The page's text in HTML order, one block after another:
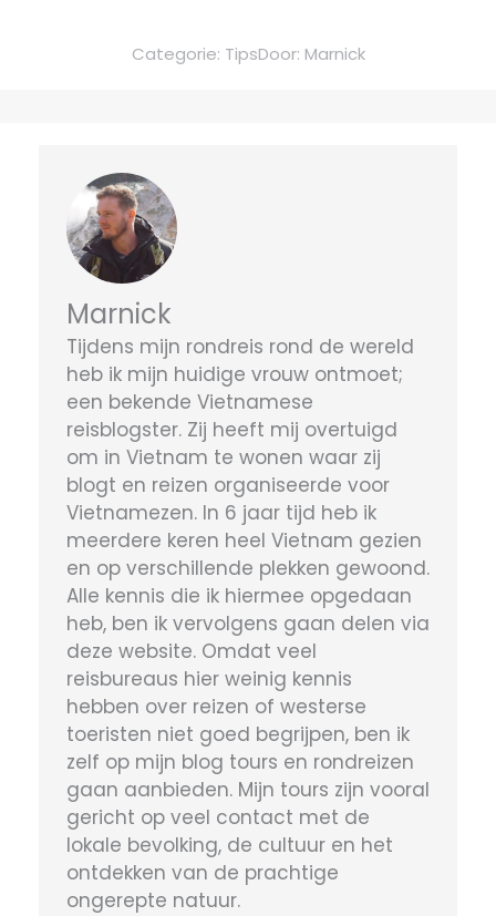
Categorie: TipsDoor: Marnick
Marnick
Tijdens mijn rondreis rond de wereld
heb ik mijn huidige vrouw ontmoet;
een bekende Vietnamese
reisblogster. Zij heeft mij overtuigd
om in Vietnam te wonen waar zij
blogt en reizen organiseerde voor
Vietnamezen. In 6 jaar tijd heb ik
meerdere keren heel Vietnam gezien
en op verschillende plekken gewoond.
Alle kennis die ik hiermee opgedaan
heb, ben ik vervolgens gaan delen via
deze website. Omdat veel
reisbureaus hier weinig kennis
hebben over reizen of westerse
toeristen niet goed begrijpen, ben ik
zelf op mijn blog tours en rondreizen
gaan aanbieden. Mijn tours zijn vooral
gericht op veel contact met de
lokale bevolking, de cultuur en het
ontdekken van de prachtige
ongerepte natuur.